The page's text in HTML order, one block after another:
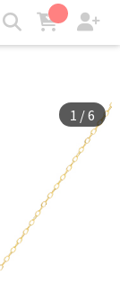
飾品
1 /6